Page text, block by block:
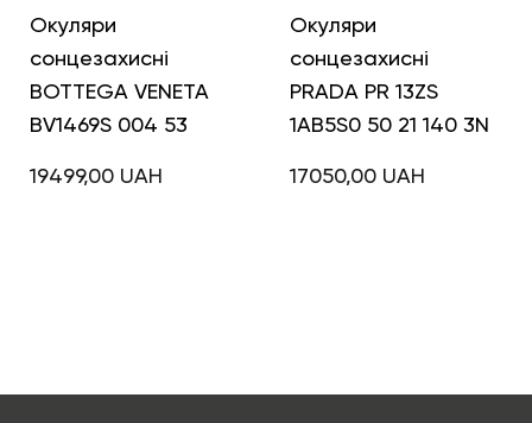
Окуляри
сонцезахисні
BOTTEGA VENETA
BV1469S 004 53
19499,00 UAH
Окуляри
сонцезахисні
PRADA PR 13ZS
1AB5S0 50 21 140 3N
17050,00 UAH